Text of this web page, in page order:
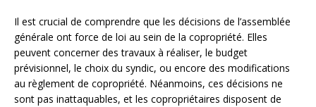
Il est crucial de comprendre que les décisions de l’assemblée
générale ont force de loi au sein de la copropriété. Elles
peuvent concerner des travaux à réaliser, le budget
prévisionnel, le choix du syndic, ou encore des modifications
au règlement de copropriété. Néanmoins, ces décisions ne
sont pas inattaquables, et les copropriétaires disposent de